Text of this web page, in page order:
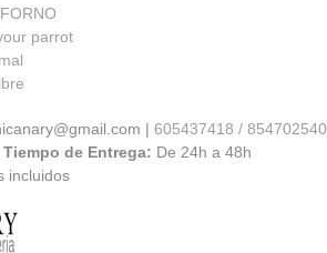
parrot
|605437418 / 854702540
Tiempo de Entrega: De 24h a 48h
incluidos